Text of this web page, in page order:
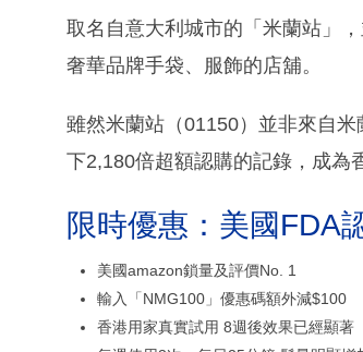
取名自意大利城市的「米蘭站」
奢華品牌手袋、服飾的店舖。
雖然米蘭站（01150）並非來自
下2,180倍超額認購的記錄，成為
限時優惠：美國FDA
美國amazon鎖量及評價No. 1
輸入「NMG100」優惠碼額外減$100
香港用家真實試用 8週後效果已經顯著